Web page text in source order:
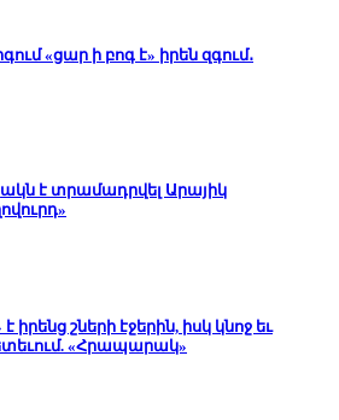
«ցար ի բոգ է» իրեն զգում․
է տրամադրվել Արայիկ
իրենց շների էջերին, իսկ կնոջ եւ
«Հրապարակ»